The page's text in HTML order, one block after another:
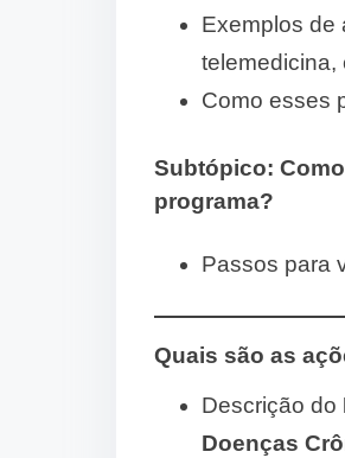
Exemplos de
telemedicina,
Como esses
Subtópico:
programa?
Passos para
Quais são as
Descrição do
Doenças